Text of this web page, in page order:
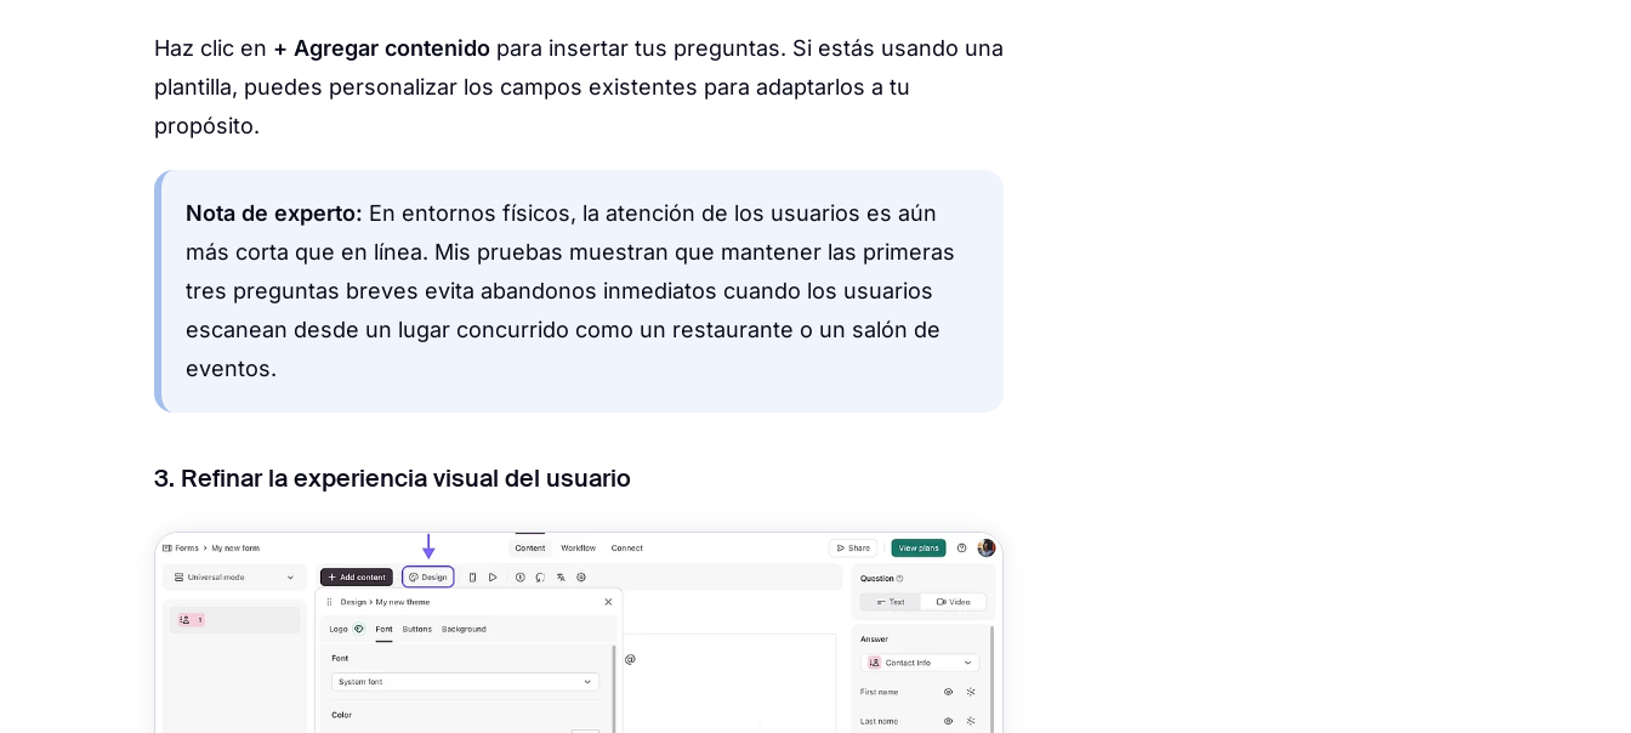
Haz clic en + Agregar contenido para insertar tus preguntas. Si estás usando una
plantilla, puedes personalizar los campos existentes para adaptarlos a tu
propósito.
Nota de experto: En entornos físicos, la atención de los usuarios es aún
más corta que en línea. Mis pruebas muestran que mantener las primeras
tres preguntas breves evita abandonos inmediatos cuando los usuarios
escanean desde un lugar concurrido como un restaurante o un salón de
eventos.
3. Refinar la experiencia visual del usuario